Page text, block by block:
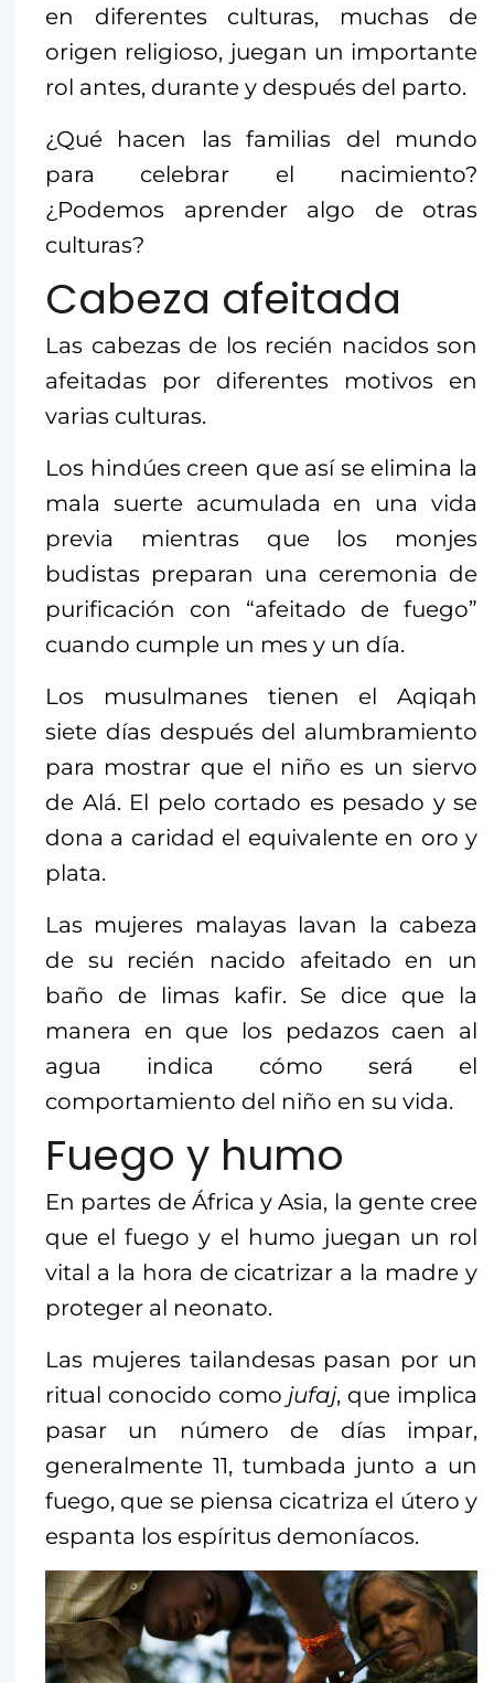
en diferentes culturas, muchas de
origen religioso, juegan un importante
rol antes, durante y después del parto.
¿Qué hacen las familias del mundo
para celebrar el nacimiento?
¿Podemos aprender algo de otras
culturas?
Cabeza afeitada
Las cabezas de los recién nacidos son
afeitadas por diferentes motivos en
varias culturas.
Los hindúes creen que así se elimina la
mala suerte acumulada en una vida
previa mientras que los monjes
budistas preparan una ceremonia de
purificación con “afeitado de fuego”
cuando cumple un mes y un día.
Los musulmanes tienen el Aqiqah
siete días después del alumbramiento
para mostrar que el niño es un siervo
de Alá. El pelo cortado es pesado y se
dona a caridad el equivalente en oro y
plata.
Las mujeres malayas lavan la cabeza
de su recién nacido afeitado en un
baño de limas kafir. Se dice que la
manera en que los pedazos caen al
agua indica cómo será el
comportamiento del niño en su vida.
Fuego y humo
En partes de África y Asia, la gente cree
que el fuego y el humo juegan un rol
vital a la hora de cicatrizar a la madre y
proteger al neonato.
Las mujeres tailandesas pasan por un
ritual conocido como jufaj, que implica
pasar un número de días impar,
generalmente 11, tumbada junto a un
fuego, que se piensa cicatriza el útero y
espanta los espíritus demoníacos.